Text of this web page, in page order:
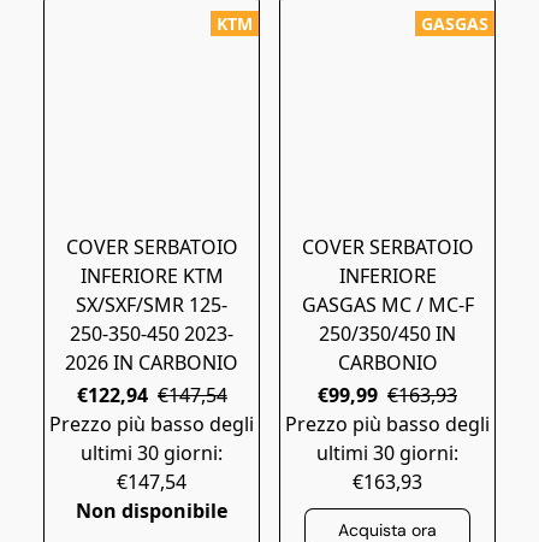
KTM
COVER SERBATOIO
INFERIORE KTM
SX/SXF/SMR 125-
250-350-450 2023-
2026 IN CARBONIO
€122,94 €147,54
Prezzo più basso degli
ultimi 30 giorni:
€147,54
Non disponibile
GASGAS
COVER SERBATOIO
INFERIORE
GASGAS MC / MC-F
250/350/450 IN
CARBONIO
€99,99 €163,93
Prezzo più basso degli
ultimi 30 giorni:
€163,93
Acquista ora